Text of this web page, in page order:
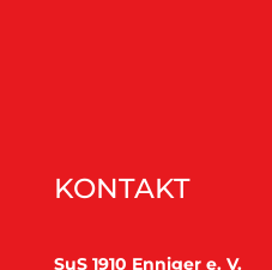
KONTAKT
SuS 1910 Enniger e. V.